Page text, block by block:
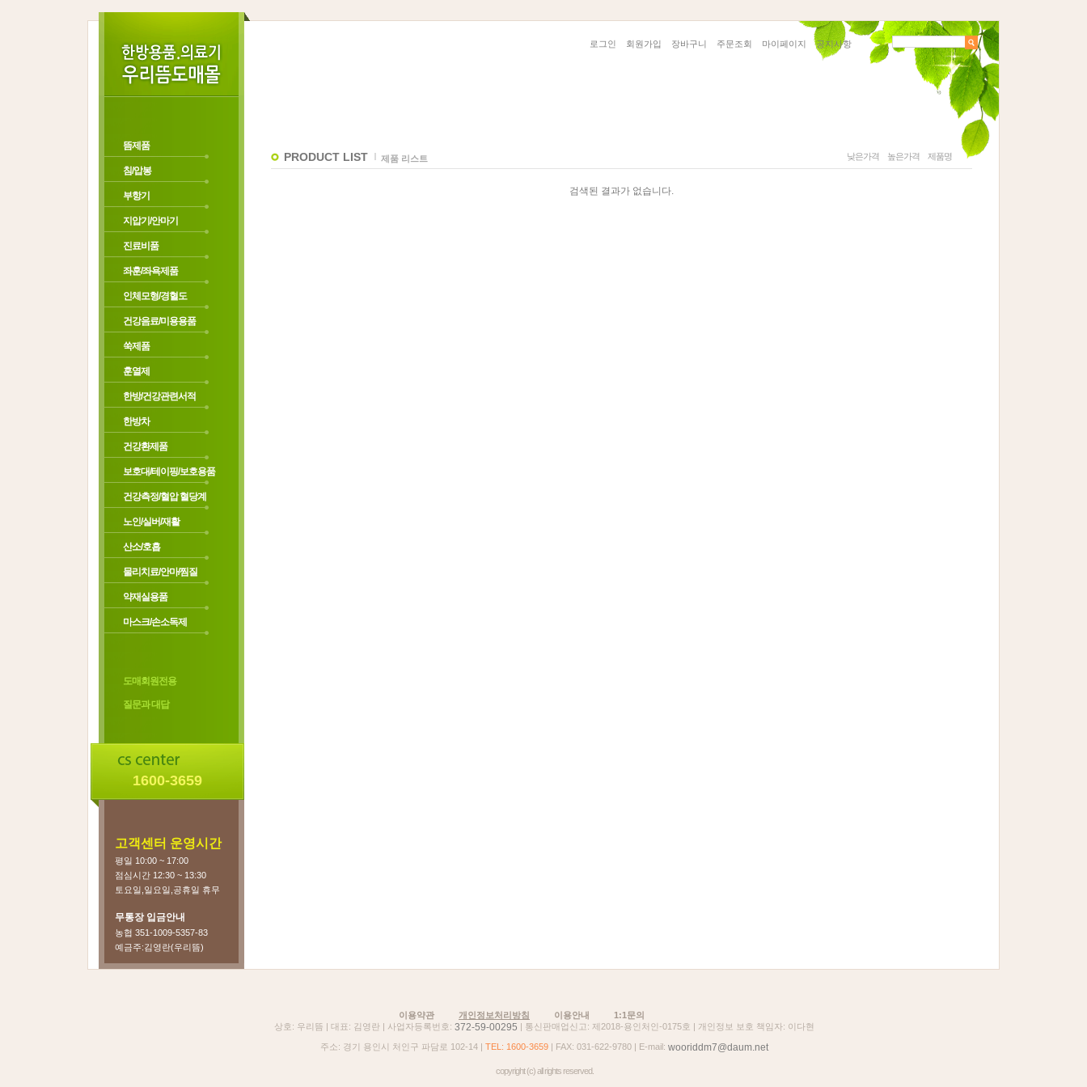
로그인 회원가입 장바구니 주문조회 마이페이지 공지사항
뜸제품
침/압봉
부항기
지압기/안마기
진료비품
좌훈/좌욕제품
인체모형/경혈도
건강음료/미용용품
쑥제품
훈열제
한방/건강관련서적
한방차
건강환제품
보호대/테이핑/보호용품
건강측정/혈압 혈당계
노인/실버/재활
산소/호흡
물리치료/안마/찜질
약재실용품
마스크/손소독제
도매회원전용
질문과 대답
1600-3659
고객센터 운영시간
평일 10:00 ~ 17:00
점심시간 12:30 ~ 13:30
토요일,일요일,공휴일 휴무
무통장 입금안내
농협 351-1009-5357-83
예금주:김영란(우리뜸)
PRODUCT LIST 제품 리스트 낮은가격 높은가격 제품명
검색된 결과가 없습니다.
이용약관 개인정보처리방침 이용안내
1:1문의
상호: 우리뜸 | 대표: 김영란 | 사업자등록번호: 372-59-00295 | 통신판매업신고: 제2018-용인처인-0175호 | 개인정보 보호 책임자: 이다현
주소: 경기 용인시 처인구 파담로 102-14 | TEL: 1600-3659 | FAX: 031-622-9780 | E-mail: wooriddm7@daum.net
copyright (c) all rights reserved.